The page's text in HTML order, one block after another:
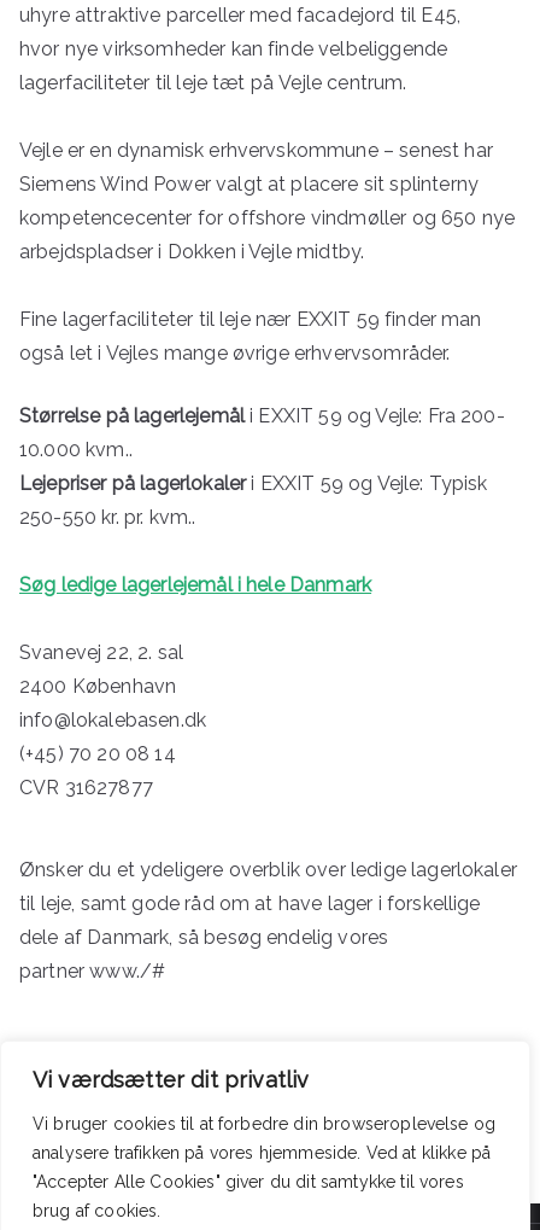
Vi værdsætter dit privatliv
Vi bruger cookies til at forbedre din browseroplevelse og
analysere trafikken på vores hjemmeside Ved at klikke på
"Accepter Alle Cookies" giver du dit samtykke til vores
brug af cookies.
uhyre attraktive parceller med facadejord til E45,
hvor nye virksomheder kan finde velbeliggende
lagerfaciliteter til leje tæt på Vejle centrum.
Vejle er en dynamisk erhvervskommune – senest har
Siemens Wind Power valgt at placere sit splinterny
kompetencecenter for offshore vindmøller og 650 nye
arbejdspladser i Dokken i Vejle midtby.
Fine lagerfaciliteter til leje nær EXXIT 59 finder man
også let i Vejles mange øvrige erhvervsområder.
Størrelse på lagerlejemåli EXXIT 59 og Vejle: Fra 200-
10.000 kvm..
Lejepriser på lagerlokaleri EXXIT 59 og Vejle: Typisk
250-550 kr. pr. kvm..
Søg ledige lagerlejemål i hele Danmark
Svanevej 22, 2. sal
2400 København
info@lokalebasen.dk
(+45) 70 20 08 14
CVR 31627877
Ønsker du et ydeligere overblik over ledige lagerlokaler
til leje, samt gode råd om at have lager i forskellige
dele af Danmark, så besøg endelig vores
partnerwww./#
Product Categories